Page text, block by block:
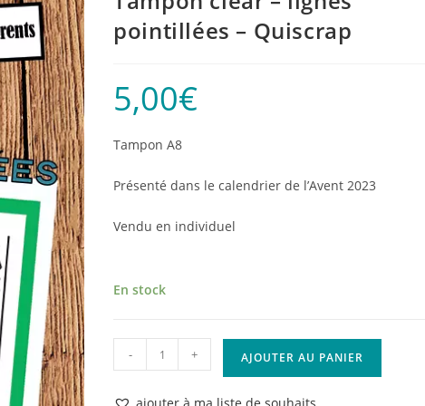
pointillées – Quiscrap
5,00€
Tampon A8
Présenté dans le calendrier de l’Avent 2023
Vendu en individuel
En stock
quantité
de
Tampon
- + AJOUTER AU PANIER